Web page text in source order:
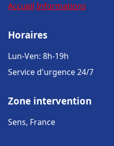
Accueil Informations
Horaires
Lun-Ven: 8h-19h
Service d'urgence 24/7
Zone intervention
Sens, France